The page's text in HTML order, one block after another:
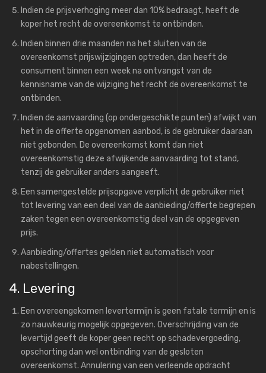
Indien de prijsverhoging meer dan 10% bedraagt, heeft de
koper het recht de overeenkomst te ontbinden.
Indien binnen drie maanden na het sluiten van de
overeenkomst prijswijzigingen optreden, dan heeft de
consument binnen een week na ontvangst van de
kennisname van de wijziging het recht de overeenkomst te
ontbinden.
Indien de aanvaarding (op ondergeschikte punten) afwijkt van
het in de offerte opgenomen aanbod, is de gebruiker daaraan
niet gebonden. De overeenkomst komt dan niet
overeenkomstig deze afwijkende aanvaarding tot stand,
tenzij de gebruiker anders aangeeft.
Een samengestelde prijsopgave verplicht de gebruiker niet
tot levering van een deel van de aanbieding/offerte begrepen
zaken tegen een overeenkomstig deel van de opgegeven
prijs.
Aanbieding/offertes gelden niet automatisch voor
nabestellingen.
4. Levering
Een overeengekomen levertermijn is geen fatale termijn en is
zo nauwkeurig mogelijk opgegeven. Overschrijding van de
levertijd geeft de koper geen recht op schadevergoeding,
opschorting dan wel ontbinding van de gesloten
overeenkomst. Annulering van een verleende opdracht